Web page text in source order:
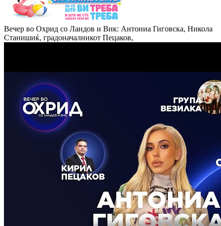
Вечер во Охрид со Ландов и Вик: Антониа Гиговска, Никола
Станишиќ, градоначалникот Пецаков,